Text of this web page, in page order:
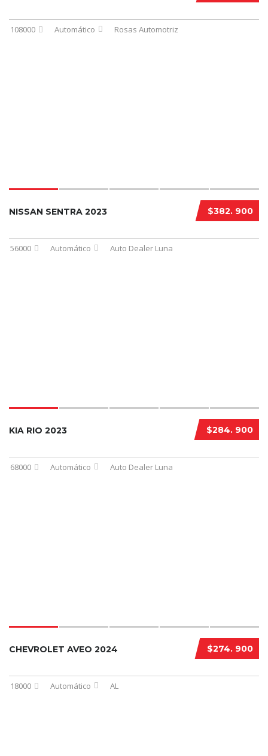
108000 Automático Rosas Automotriz
$382. 900
NISSAN SENTRA 2023
56000 Automático Auto Dealer Luna
$284. 900
KIA RIO 2023
68000 Automático Auto Dealer Luna
$274. 900
CHEVROLET AVEO 2024
18000 Automático AL